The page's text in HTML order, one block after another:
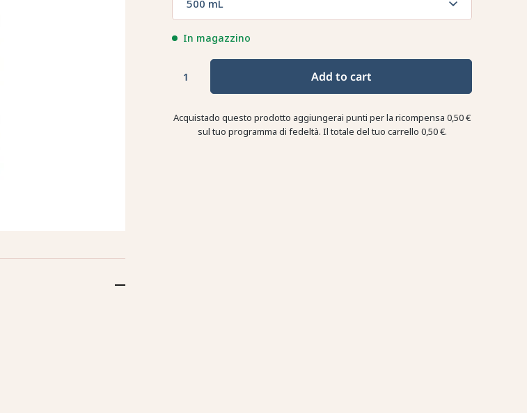
500 mL
In magazzino
Add to cart
Acquistado questo prodotto aggiungerai punti per la ricompensa0,50 €
sul tuo programma di fedeltà. Il totale del tuo carrello 0,50 €.